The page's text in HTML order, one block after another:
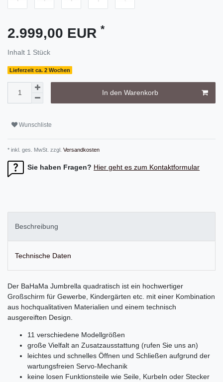
2.999,00 EUR *
Inhalt 1 Stück
Lieferzeit ca. 2 Wochen
In den Warenkorb
Wunschliste
* inkl. ges. MwSt. zzgl. Versandkosten
Sie haben Fragen? Hier geht es zum Kontaktformular
Beschreibung
Technische Daten
Der BaHaMa Jumbrella quadratisch ist ein hochwertiger
Großschirm für Gewerbe, Kindergärten etc. mit einer Kombination
aus hochqualitativen Materialien und einem technisch
ausgereiften Design.
11 verschiedene Modellgrößen
große Vielfalt an Zusatzausstattung (rufen Sie uns an)
leichtes und schnelles Öffnen und Schließen aufgrund der
wartungsfreien Servo-Mechanik
keine losen Funktionsteile wie Seile, Kurbeln oder Stecker